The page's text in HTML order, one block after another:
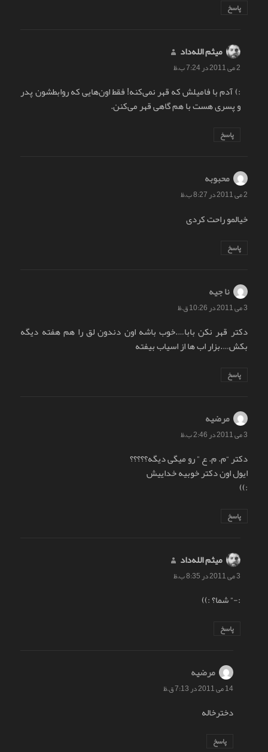
پاسخ
میثم الله‌داد
2 می 2011 در 7:24 ب.ظ
:) آدم با فامیلش که قهر نمی‌کنه! فقط اون‌هایی که روابطشون پدر
و پسری هست با هم گاهی قهر می‌کنن.
پاسخ
محبوبه
2 می 2011 در 8:27 ب.ظ
خیالمو راحت کردی
پاسخ
نا جیه
3 می 2011 در 10:26 ق.ظ
دکتر قهر نکن بابا….خوب باشه اون دندون لق را هم هفته دیگه
بکش….بزار اب ها از اسیاب بیفته
پاسخ
مرضیه
3 می 2011 در 2:46 ب.ظ
دکتر “م. م. ع ” رو میگی دیگه؟؟؟؟؟
ایول اون دکتر خوبیه خداییش
:))
پاسخ
میثم الله‌داد
3 می 2011 در 8:35 ب.ظ
:-” شما؟ :))
پاسخ
مرضیه
14 می 2011 در 7:13 ق.ظ
دخترخاله
پاسخ